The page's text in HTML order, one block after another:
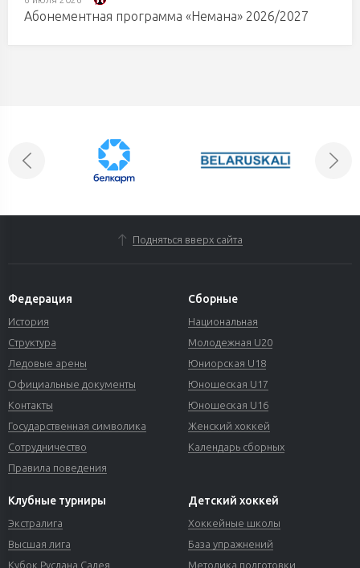
Абонементная программа «Немана» 2026/2027
Подняться вверх сайта
Федерация
История
Структура
Ледовые арены
Официальные документы
Контакты
Государственная символика
Сотрудничество
Правила поведения
Сборные
Национальная
Молодежная U20
Юниорская U18
Юношеская U17
Юношеская U16
Женский хоккей
Календарь сборных
Клубные турниры
Экстралига
Высшая лига
Кубок Руслана Салея
Детский хоккей
Хоккейные школы
База упражнений
Методика подготовки